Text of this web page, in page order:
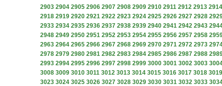
2903 2904 2905 2906 2907 2908 2909 2910 2911 2912 2913 2914
2918 2919 2920 2921 2922 2923 2924 2925 2926 2927 2928
2933 2934 2935 2936 2937 2938 2939 2940 2941 2942 2943
2948 2949 2950 2951 2952 2953 2954 2955 2956 2957 2958
2963 2964 2965 2966 2967 2968 2969 2970 2971 2972 2973
2978 2979 2980 2981 2982 2983 2984 2985 2986 2987 2988
2993 2994 2995 2996 2997 2998 2999 3000 3001 3002 3003
3008 3009 3010 3011 3012 3013 3014 3015 3016 3017 3018 3019
3023 3024 3025 3026 3027 3028 3029 3030 3031 3032 3033